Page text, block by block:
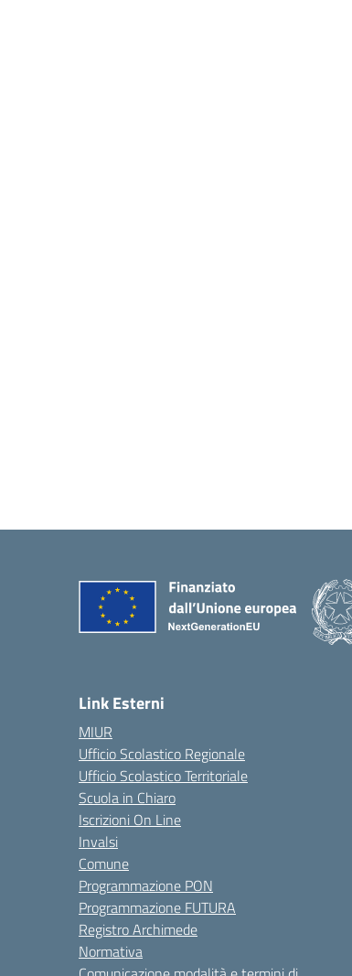
Link Esterni
MIUR
Ufficio Scolastico Regionale
Ufficio Scolastico Territoriale
Scuola in Chiaro
Iscrizioni On Line
Invalsi
Comune
Programmazione PON
Programmazione FUTURA
Registro Archimede
Normativa